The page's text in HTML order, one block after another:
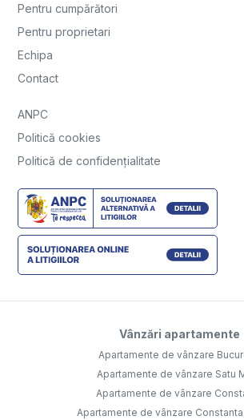
Pentru cumpărători
Pentru proprietari
Echipa
Contact
ANPC
Politică cookies
Politică de confidențialitate
Vânzări apartamente
Apartamente de vânzare
Apartamente de vânzare Satu
Apartamente de vânzare
Apartamente de vânzare